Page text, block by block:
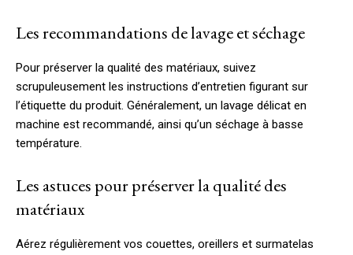
Les recommandations de lavage et séchage
Pour préserver la qualité des matériaux, suivez
scrupuleusement les instructions d’entretien figurant sur
l’étiquette du produit. Généralement, un lavage délicat en
machine est recommandé, ainsi qu’un séchage à basse
température.
Les astuces pour préserver la qualité des
matériaux
Aérez régulièrement vos couettes, oreillers et surmatelas